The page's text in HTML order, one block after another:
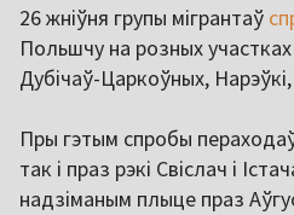
26 жніўня групы мігрантаў
Польшчу на розных
Дубічаў-Царкоўных,
Пры гэтым спробы
так і праз рэкі Свіслач і
надзіманым плыце праз